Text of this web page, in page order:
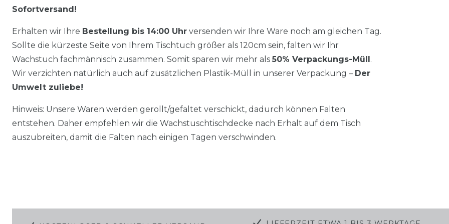
Sofortversand!
Erhalten wir Ihre Bestellung bis 14:00 Uhr versenden wir Ihre Ware noch am gleichen Tag.
Sollte die kürzeste Seite von Ihrem Tischtuch größer als 120cm sein, falten wir Ihr
Wachstuch fachmännisch zusammen. Somit sparen wir mehr als 50% Verpackungs-Müll .
Wir verzichten natürlich auch auf zusätzlichen Plastik-Müll in unserer Verpackung – Der
Umwelt zuliebe!
Hinweis: Unsere Waren werden gerollt/gefaltet verschickt, dadurch können Falten
entstehen. Daher empfehlen wir die Wachstuschtischdecke nach Erhalt auf dem Tisch
auszubreiten, damit die Falten nach einigen Tagen verschwinden.